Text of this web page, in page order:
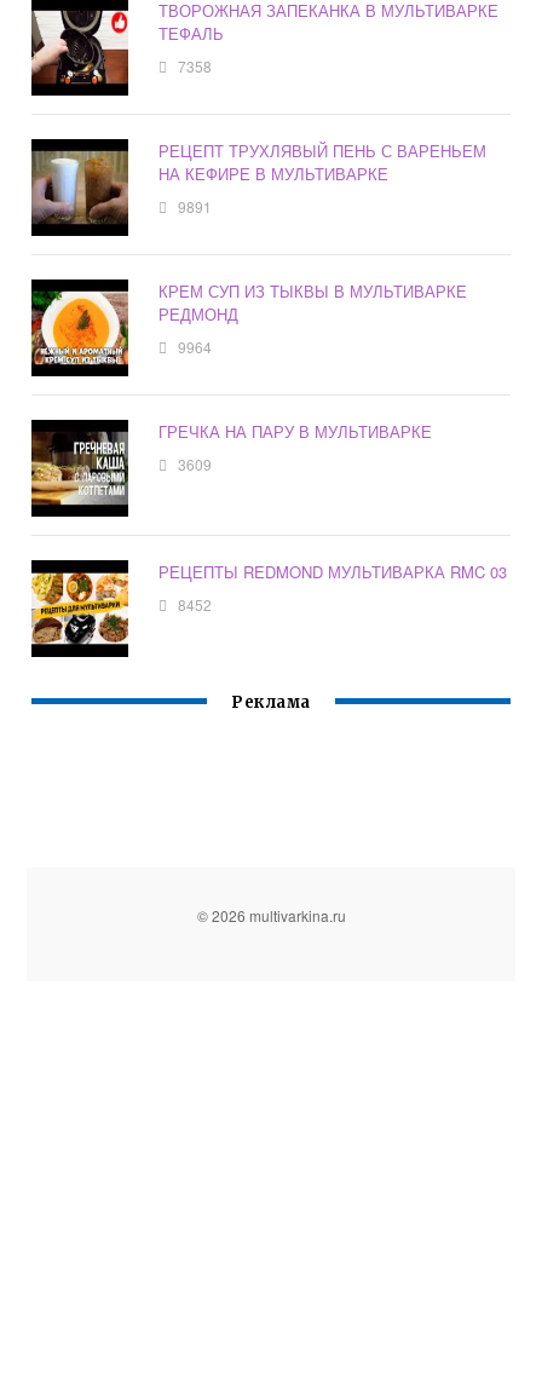
ТВОРОЖНАЯ ЗАПЕКАНКА В МУЛЬТИВАРКЕ
ТЕФАЛЬ
7358
РЕЦЕПТ ТРУХЛЯВЫЙ ПЕНЬ С ВАРЕНЬЕМ
НА КЕФИРЕ В МУЛЬТИВАРКЕ
9891
КРЕМ СУП ИЗ ТЫКВЫ В МУЛЬТИВАРКЕ
РЕДМОНД
9964
ГРЕЧКА НА ПАРУ В МУЛЬТИВАРКЕ
3609
РЕЦЕПТЫ REDMOND МУЛЬТИВАРКА RMC 03
8452
Реклама
© 2026 multivarkina.ru